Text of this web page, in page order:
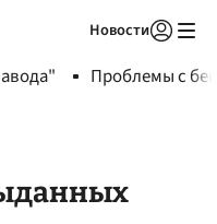
Новости
Проблемы с